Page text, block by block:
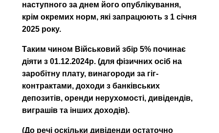
наступного за днем його опублікування,
крім окремих норм, які запрацюють з 1 січня
2025 року.
Таким чином Військовий збір 5% починає
діяти з 01.12.2024р. (для фізичних осіб на
заробітну плату, винагороди за гіг-
контрактами, доходи з банківських
депозитів, оренди нерухомості, дивідендів,
виграшів та інших доходів).
(До речі оскільки дивіденди остаточно